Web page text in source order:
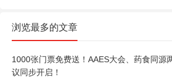
浏览最多的文章
1000张门票免费送！AAES大会、药食同源
议同步开启！